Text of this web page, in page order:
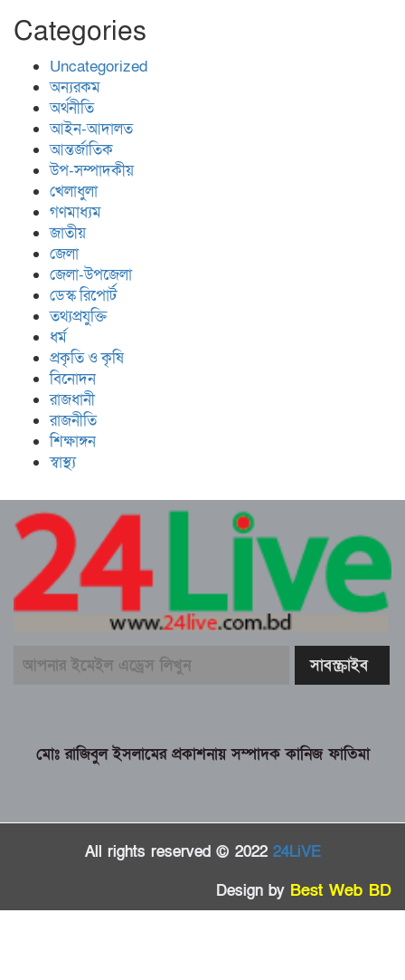
Categories
Uncategorized
অন্যরকম
অর্থনীতি
আইন-আদালত
আন্তর্জাতিক
উপ-সম্পাদকীয়
খেলাধুলা
গণমাধ্যম
জাতীয়
জেলা
জেলা-উপজেলা
ডেস্ক রিপোর্ট
তথ্যপ্রযুক্তি
ধর্ম
প্রকৃতি ও কৃষি
বিনোদন
রাজধানী
রাজনীতি
শিক্ষাঙ্গন
স্বাস্থ্য
মোঃ রাজিবুল ইসলামের প্রকাশনায় সম্পাদক কানিজ ফাতিমা
All rights reserved © 2022 24LiVE
Design by Best Web BD